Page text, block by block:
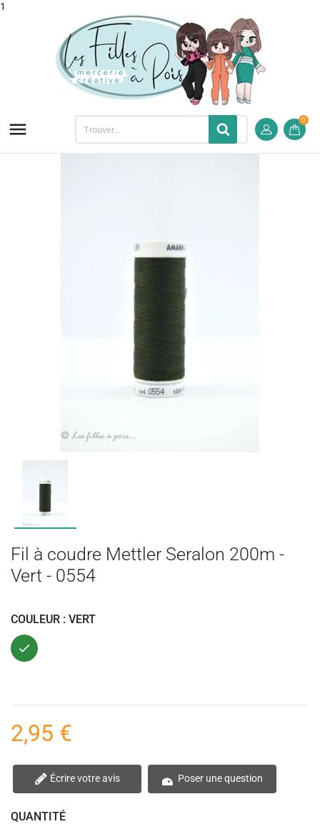
1
 0
Fil à coudre Mettler Seralon 200m -
Vert - 0554
COULEUR : VERT
Vert
2,95 €
Écrire votre avis Poser une question
QUANTITÉ